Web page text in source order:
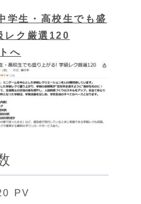
学生・高校生でも盛
レク厳選120
へ
PV